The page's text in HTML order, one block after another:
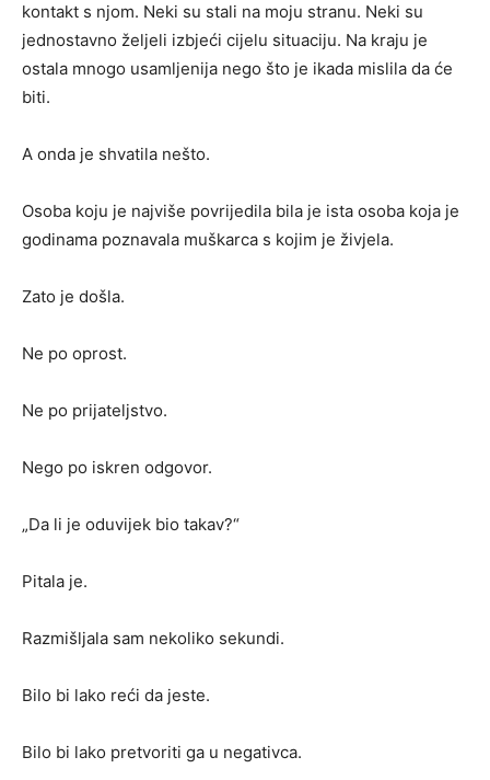
kontakt s njom. Neki su stali na moju stranu. Neki su
jednostavno željeli izbjeći cijelu situaciju. Na kraju je
ostala mnogo usamljenija nego što je ikada mislila da će
biti.
A onda je shvatila nešto.
Osoba koju je najviše povrijedila bila je ista osoba koja je
godinama poznavala muškarca s kojim je živjela.
Zato je došla.
Ne po oprost.
Ne po prijateljstvo.
Nego po iskren odgovor.
„Da li je oduvijek bio takav?“
Pitala je.
Razmišljala sam nekoliko sekundi.
Bilo bi lako reći da jeste.
Bilo bi lako pretvoriti ga u negativca.